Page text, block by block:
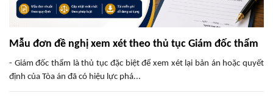
Mẫu đơn đề nghị xem xét theo thủ tục Giám đốc thẩm
- Giám đốc thẩm là thủ tục đặc biệt để xem xét lại bản án hoặc quyết
định của Tòa án đã có hiệu lực phá...